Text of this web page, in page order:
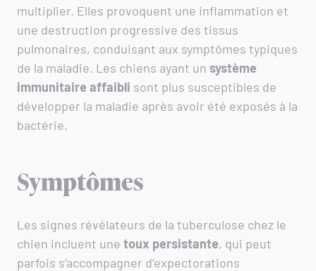
multiplier. Elles provoquent une inflammation et
une destruction progressive des tissus
pulmonaires, conduisant aux symptômes typiques
de la maladie. Les chiens ayant un système
immunitaire affaibli sont plus susceptibles de
développer la maladie après avoir été exposés à la
bactérie.
Symptômes
Les signes révélateurs de la tuberculose chez le
chien incluent une toux persistante, qui peut
parfois s’accompagner d’expectorations